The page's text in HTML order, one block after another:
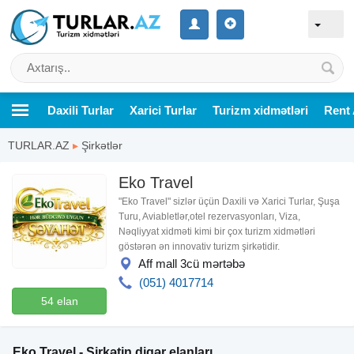
Daxili Turlar Xarici Turlar Turizm xidmətləri Rent
TURLAR.AZ ▸ Şirkətlər
54 elan
Eko Travel
"Eko Travel" sizlər üçün Daxili və Xarici Turlar, Şuşa
Turu, Aviabletlər,otel rezervasyonları, Viza,
Nəqliyyat xidməti kimi bir çox turizm xidmətləri
göstərən ən innovativ turizm şirkətidir.
Aff mall 3cü mərtəbə
(051) 4017714